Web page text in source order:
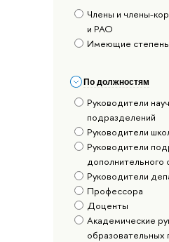
Члены и члены-
и РАО
Имеющие степень
По должностям
Руководители
подразделений
Руководители
Руководители
дополнительного
Руководители
Профессора
Доценты
Академические
образовательных